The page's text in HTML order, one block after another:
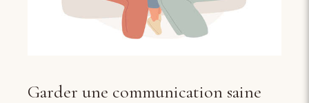
Garder une communication saine